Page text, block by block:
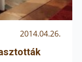
2014.04.26.